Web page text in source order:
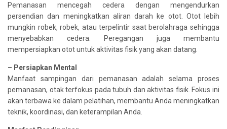
Pemanasan mencegah cedera dengan mengendurkan
persendian dan meningkatkan aliran darah ke otot. Otot lebih
mungkin robek, robek, atau terpelintir saat berolahraga sehingga
menyebabkan cedera. Peregangan juga membantu
mempersiapkan otot untuk aktivitas fisik yang akan datang.
– Persiapkan Mental
Manfaat sampingan dari pemanasan adalah selama proses
pemanasan, otak terfokus pada tubuh dan aktivitas fisik. Fokus ini
akan terbawa ke dalam pelatihan, membantu Anda meningkatkan
teknik, koordinasi, dan keterampilan Anda.